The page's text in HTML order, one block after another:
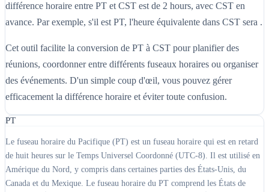
différence horaire entre PT et CST est de 2 hours, avec CST en
avance. Par exemple, s'il est PT, l'heure équivalente dans CST sera .
Cet outil facilite la conversion de PT à CST pour planifier des
réunions, coordonner entre différents fuseaux horaires ou organiser
des événements. D'un simple coup d'œil, vous pouvez gérer
efficacement la différence horaire et éviter toute confusion.
PT
Le fuseau horaire du Pacifique (PT) est un fuseau horaire qui est en retard
de huit heures sur le Temps Universel Coordonné (UTC-8). Il est utilisé en
Amérique du Nord, y compris dans certaines parties des États-Unis, du
Canada et du Mexique. Le fuseau horaire du PT comprend les États de